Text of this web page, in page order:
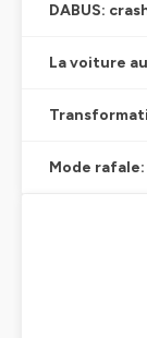
La voiture
Mode